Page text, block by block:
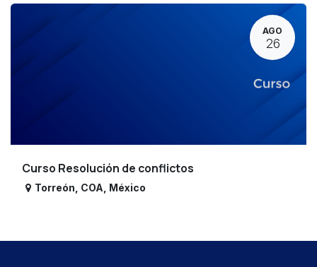
AGO
26
Curso Resolución de conflictos
Torreón COA México